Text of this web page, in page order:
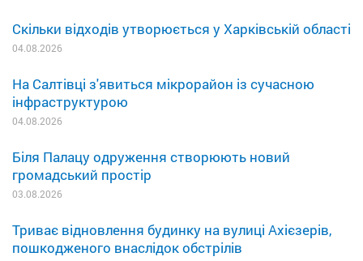
Скільки відходів утворюється у Харківській області
04.08.2026
На Салтівці з'явиться мікрорайон із сучасною
інфраструктурою
04.08.2026
Біля Палацу одруження створюють новий
громадський простір
03.08.2026
Триває відновлення будинку на вулиці Ахієзерів,
пошкодженого внаслідок обстрілів